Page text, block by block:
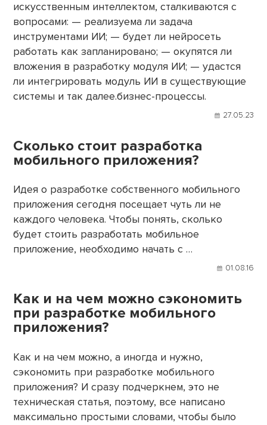
искусственным интеллектом, сталкиваются с
вопросами: — реализуема ли задача
инструментами ИИ; — будет ли нейросеть
работать как запланировано; — окупятся ли
вложения в разработку модуля ИИ; — удастся
ли интегрировать модуль ИИ в существующие
системы и так далее.бизнес-процессы.
27.05.23
Сколько стоит разработка
мобильного приложения?
Идея о разработке собственного мобильного
приложения сегодня посещает чуть ли не
каждого человека. Чтобы понять, сколько
будет стоить разработать мобильное
приложение, необходимо начать с …
01.08.16
Как и на чем можно сэкономить
при разработке мобильного
приложения?
Как и на чем можно, а иногда и нужно,
сэкономить при разработке мобильного
приложения? И сразу подчеркнем, это не
техническая статья, поэтому, все написано
максимально простыми словами, чтобы было